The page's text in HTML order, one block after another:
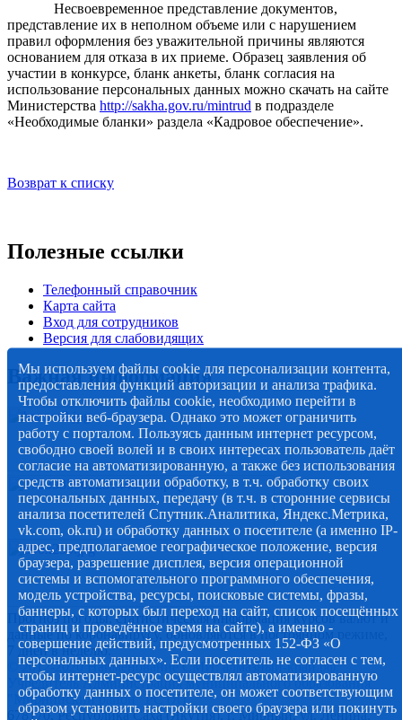
Несвоевременное представление документов,
представление их в неполном объеме или с нарушением
правил оформления без уважительной причины являются
основанием для отказа в их приеме. Образец заявления об
участии в конкурсе, бланк анкеты, бланк согласия на
использование персональных данных можно скачать на сайте
Министерства http://sakha.gov.ru/mintrud в подразделе
«Необходимые бланки» раздела «Кадровое обеспечение».
Возврат к списку
Полезные ссылки
Телефонный справочник
Карта сайта
Вход для сотрудников
Версия для слабовидящих
Важная информация
Прогноз погоды, статистическая информация курсов валют и
данные по коронавирусу, обновляются в постоянном режиме,
7 дней в неделю.
© 2012-2020 Наименование СМИ: алмазный-край.рф.
Учредитель Администрация муниципального образования
"Мирнинский район" РС (Я)
678170, Республика Саха (Якутия), г. Мирный, ул. Ленина,
Мы используем файлы cookie для персонализации контента,
предоставления функций авторизации и анализа трафика.
Чтобы отключить файлы cookie, необходимо перейти в
настройки веб-браузера. Однако это может ограничить
работу с порталом. Пользуясь данным интернет ресурсом,
свободно своей волей и в своих интересах пользователь даёт
согласие на автоматизированную, а также без использования
средств автоматизации обработку, в т.ч. обработку своих
персональных данных, передачу (в т.ч. в сторонние сервисы
анализа посетителей Спутник.Аналитика, Яндекс.Метрика,
vk.com, ok.ru) и обработку данных о посетителе (а именно IP-
адрес, предполагаемое географическое положение, версия
браузера, разрешение дисплея, версия операционной
системы и вспомогательного программного обеспечения,
модель устройства, ресурсы, поисковые системы, фразы,
баннеры, с которых был переход на сайт, список посещённых
страниц и проведённое время на сайте), а именно -
совершение действий, предусмотренных 152-ФЗ «О
персональных данных». Если посетитель не согласен с тем,
чтобы интернет-ресурс осуществлял автоматизированную
обработку данных о посетителе, он может соответствующим
образом установить настройки своего браузера или покинуть